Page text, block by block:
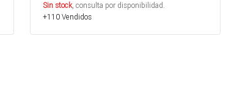
Sin stock, consulta por disponibilidad.
+110 Vendidos